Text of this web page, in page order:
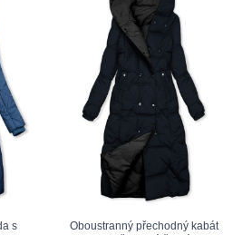
s
Oboustranný přechodný kabát